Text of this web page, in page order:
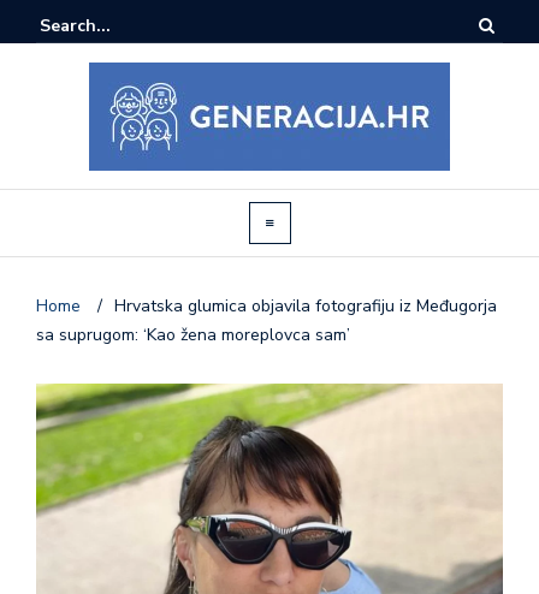
Home / Hrvatska glumica objavila fotografiju iz Međugorja
sa suprugom: ‘Kao žena moreplovca sam’